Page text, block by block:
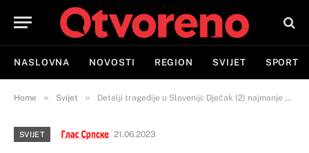
NASLOVNA NOVOSTI REGION SVIJET SPORT
Home » Svijet » Detalji tragedije u Sloveniji: Dječak (2) najmanje dva sata bio u vrelom autu, uhapšena majka
SVIJET 21.06.2023